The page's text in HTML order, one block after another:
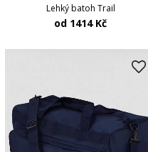
Lehký batoh Trail
od 1414 Kč